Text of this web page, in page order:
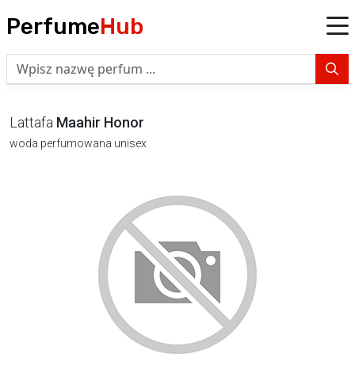
PerfumeHub
Lattafa Maahir Honor
woda perfumowana unisex